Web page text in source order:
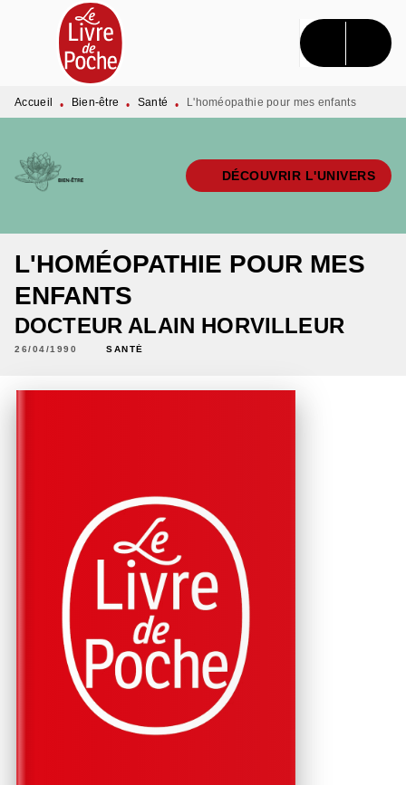
MENU RECHERCHE CONTENU
PIED DE PAGE
Accueil • Bien-être • Santé • L'homéopathie pour mes enfants
DÉCOUVRIR L'UNIVERS
L'HOMÉOPATHIE POUR MES
ENFANTS
DOCTEUR ALAIN HORVILLEUR
26/04/1990 SANTÉ